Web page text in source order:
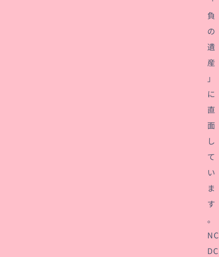
負
の
遺
産
」
に
直
面
し
て
い
ま
す
。
NC
DC